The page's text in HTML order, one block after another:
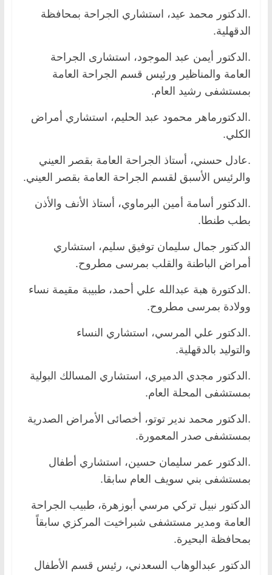
.الدكتور محمد عيد، استشاري الجراحة بمحافظة
الدقهلية.
.الدكتور أيمن عبد الموجود، استشارى الجراحة
العامة والمناظير ورئيس قسم الجراحة العامة
بمستشفى رشيد العام.
.الدكتورماهر محمود عبد الحليم، استشاري أمراض
الكلي.
.عادل حسني، أستاذ الجراحة العامة بقصر العيني
والرئيس الأسبق لقسم الجراحة العامة بقصر العيني.
.الدكتور أسامة أمين البرماوي، أستاذ الأنف والأذن
بطب طنطا.
الدكتور جمال سليمان توفيق سليم، استشاري
أمراض الباطنة والقلب بمرسى مطروح.
.الدكتورة هبة عبدالله علي أحمد، طبيبة مقيمة نساء
وولادة بمرسى مطروح.
.الدكتور علي المرسي، استشاري النساء
والتوليد بالدقهلية.
.الدكتور مجدي الدميري، استشاري المسالك البولية
بمستشفى المحلة العام.
.الدكتور محمد ندير توتو، أخصائى الأمراض الصدرية
بمستشفى صدر المعمورة.
.الدكتور عمر سليمان حسين، استشاري أطفال
بمستشفى بني سويف العام سابقا.
الدكتور نبيل تركي مرسي أبوزهرة، طبيب الجراحة
العامة ومدير مستشفى شبراخيت المركزي سابقاً
بمحافظة البحيرة.
الدكتور عبدالوهاب السعدني، رئيس قسم الأطفال